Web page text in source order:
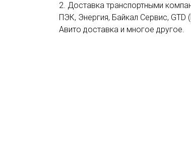
2. Доставка транспортными
ПЭК, Энергия, Байкал Сервис, GTD
Авито доставка и многое другое.